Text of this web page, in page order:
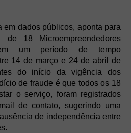
em dados públicos, aponta para
de 18 Microempreendedores
um período de tempo
14 de março e 24 de abril de
do início da vigência dos
de fraude é que todos os 18
o serviço, foram registrados
de contato, sugerindo uma
de independência entre